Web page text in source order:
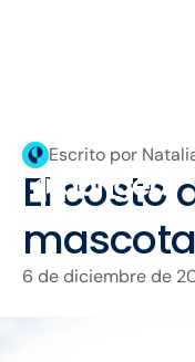
Escrito por
El costo
mascota
6 de diciembre de